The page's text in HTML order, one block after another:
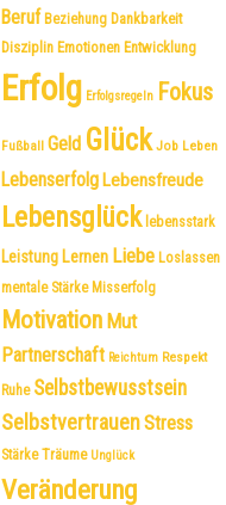
Beruf Beziehung Dankbarkeit
Disziplin Emotionen Entwicklung
Erfolg Erfolgsregeln Fokus
Fußball Geld Glück Job Leben
Lebenserfolg Lebensfreude
Lebensglück lebensstark
Leistung Lernen Liebe Loslassen
mentale Stärke Misserfolg
Motivation Mut
Partnerschaft Reichtum Respekt
Ruhe Selbstbewusstsein
SelbstvertrauenStress
Stärke Träume Unglück
Veränderung